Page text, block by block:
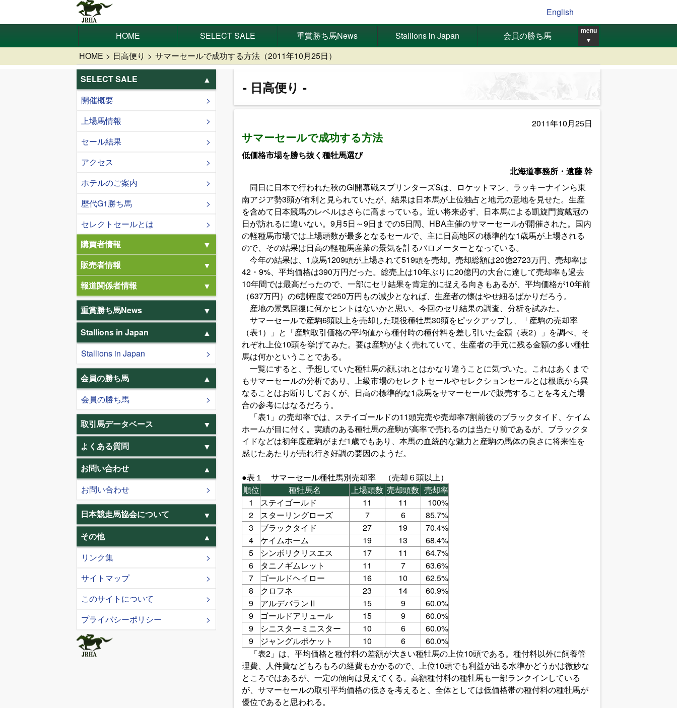
English
HOME SELECT SALE 重賞勝ち馬News Stallions in Japan 会員の勝ち馬 menu
▼
HOME 日高便り サマーセールで成功する方法（2011年10月25日）
SELECT SALE
開催概要
上場馬情報
セール結果
アクセス
ホテルのご案内
歴代G1勝ち馬
セレクトセールとは
購買者情報
販売者情報
報道関係者情報
重賞勝ち馬News
Stallions in Japan
Stallions in Japan
会員の勝ち馬
会員の勝ち馬
取引馬データベース
よくある質問
お問い合わせ
お問い合わせ
日本競走馬協会について
その他
リンク集
サイトマップ
このサイトについて
プライバシーポリシー
日高便り
2011年10月25日
サマーセールで成功する方法
低価格市場を勝ち抜く種牡馬選び
北海道事務所・遠藤 幹
同日に日本で行われた秋のGI開幕戦スプリンターズSは、ロケットマン、ラッキーナインら東
南アジア勢3頭が有利と見られていたが、結果は日本馬が上位独占と地元の意地を見せた。生産
を含めて日本競馬のレベルはさらに高まっている。近い将来必ず、日本馬による凱旋門賞戴冠の
日が訪れるに違いない。9月5日～9日までの5日間、HBA主催のサマーセールが開催された。国内
の軽種馬市場では上場頭数が最多となるセールで、主に日高地区の標準的な1歳馬が上場される
ので、その結果は日高の軽種馬産業の景気を計るバロメーターとなっている。
今年の結果は、1歳馬1209頭が上場されて519頭を売却。売却総額は20億2723万円、売却率は
42・9%、平均価格は390万円だった。総売上は10年ぶりに20億円の大台に達して売却率も過去
10年間では最高だったので、一部にセリ結果を肯定的に捉える向きもあるが、平均価格が10年前
（637万円）の6割程度で250万円もの減少となれば、生産者の懐はやせ細るばかりだろう。
産地の景気回復に何かヒントはないかと思い、今回のセリ結果の調査、分析を試みた。
サマーセールで産駒6頭以上を売却した現役種牡馬30頭をピックアップし、「産駒の売却率
（表1）」と「産駒取引価格の平均値から種付時の種付料を差し引いた金額（表2）」を調べ、そ
れぞれ上位10頭を挙げてみた。要は産駒がよく売れていて、生産者の手元に残る金額の多い種牡
馬は何かということである。
一覧にすると、予想していた種牡馬の顔ぶれとはかなり違うことに気づいた。これはあくまで
もサマーセールの分析であり、上級市場のセレクトセールやセレクションセールとは根底から異
なることはお断りしておくが、日高の標準的な1歳馬をサマーセールで販売することを考えた場
合の参考にはなるだろう。
「表1」の売却率では、ステイゴールドの11頭完売や売却率7割前後のブラックタイド、ケイム
ホームが目に付く。実績のある種牡馬の産駒が高率で売れるのは当たり前であるが、ブラックタ
イドなどは初年度産駒がまだ1歳でもあり、本馬の血統的な魅力と産駒の馬体の良さに将来性を
感じたあたりが売れ行き好調の要因のようだ。
●表１ サマーセール種牡馬別売却率 （売却６頭以上）
順位
種牡馬名 上場頭数 売却頭数 売却率
1
ステイゴールド 11 11
100%
2
スターリングローズ 7 6
85.7%
3
ブラックタイド 27 19
70.4%
4
ケイムホーム 19 13
68.4%
5
シンボリクリスエス 17 11
64.7%
6
タニノギムレット 11 7
63.6%
7
ゴールドヘイロー 16 10
62.5%
8
クロフネ 23 14
60.9%
9
アルデバランⅡ 15 9
60.0%
9
ゴールドアリュール 15 9
60.0%
9
シニスターミニスター 10 6
60.0%
9
ジャングルポケット 10 6
60.0%
「表2」は、平均価格と種付料の差額が大きい種牡馬の上位10頭である。種付料以外に飼養管
理費、人件費などもろもろの経費もかかるので、上位10頭でも利益が出る水準かどうかは微妙な
ところではあるが、一定の傾向は見えてくる。高額種付料の種牡馬も一部ランクインしている
が、サマーセールの取引平均価格の低さを考えると、全体としては低価格帯の種付料の種牡馬が
優位であると思われる。